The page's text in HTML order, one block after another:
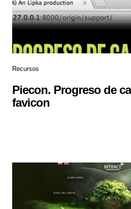
Recursos
Piecon. Progreso de
favicon